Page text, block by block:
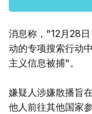
消息称，"12月28
动的专项搜索行动
主义信息被捕"。
嫌疑人涉嫌散播旨
他人前往其他国家